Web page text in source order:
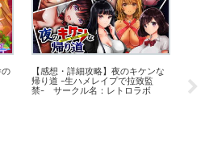
の
【感想・詳細攻略】夜のキケンな
帰り道 -生ハメレイプで拉致監
禁- サークル名：レトロラボ